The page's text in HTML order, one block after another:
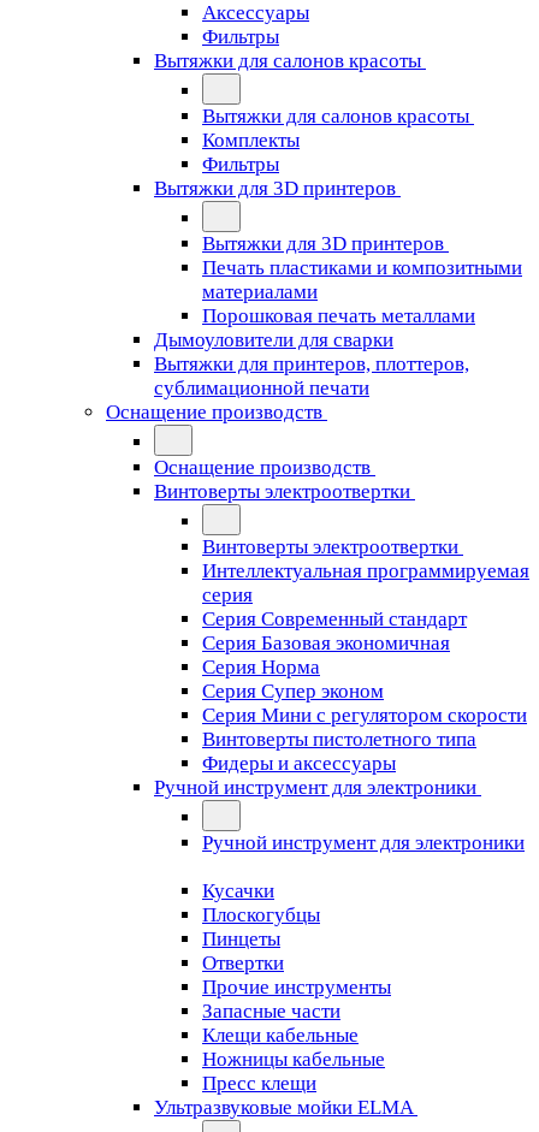
Аксессуары
Фильтры
Вытяжки для салонов красоты
Вытяжки для салонов красоты
Комплекты
Фильтры
Вытяжки для 3D принтеров
Вытяжки для 3D принтеров
Печать пластиками и композитными
материалами
Порошковая печать металлами
Дымоуловители для сварки
Вытяжки для принтеров, плоттеров,
сублимационной печати
Оснащение производств
Оснащение производств
Винтоверты электроотвертки
Винтоверты электроотвертки
Интеллектуальная программируемая
серия
Серия Современный стандарт
Серия Базовая экономичная
Серия Норма
Серия Cупер эконом
Серия Мини с регулятором скорости
Винтоверты пистолетного типа
Фидеры и аксессуары
Ручной инструмент для электроники
Ручной инструмент для электроники
Кусачки
Плоскогубцы
Пинцеты
Отвертки
Прочие инструменты
Запасные части
Клещи кабельные
Ножницы кабельные
Пресс клещи
Ультразвуковые мойки ELMA